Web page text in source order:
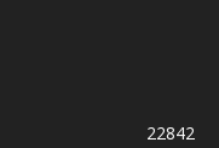
22842